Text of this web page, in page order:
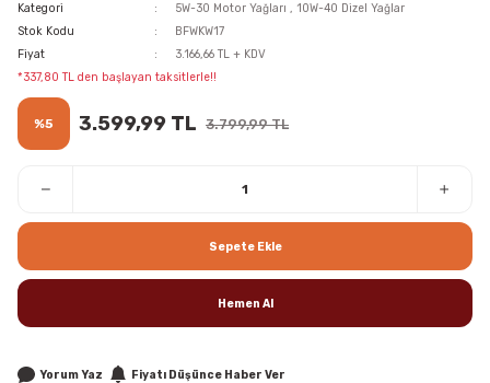
Kategori 5W-30 Motor Yağları , 10W-40 Dizel Yağlar
Stok Kodu
BFWKW17
Fiyat
3.166,66 TL + KDV
*337,80 TL den başlayan taksitlerle!!
%5 3.599,99 TL 3.799,99 TL
Sepete Ekle
Hemen Al
Yorum Yaz
Fiyatı Düşünce Haber Ver